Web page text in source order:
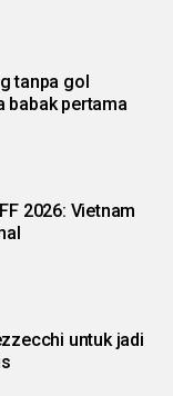
tanpa gol
babak pertama
2026: Vietnam
untuk jadi